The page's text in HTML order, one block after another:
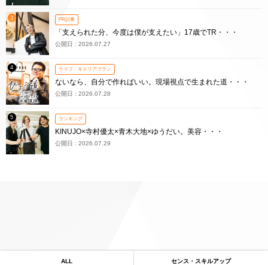
3 PR記事
「支えられた分、今度は僕が支えたい」17歳でTR・・・
公開日 : 2026.07.27
4 ライフ・キャリアプラン
ないなら、自分で作ればいい。現場視点で生まれた道・・・
公開日 : 2026.07.28
5 ランキング
KINUJO×寺村優太×青木大地×ゆうだい。美容・・・
公開日 : 2026.07.29
ALL センス・スキルアップ